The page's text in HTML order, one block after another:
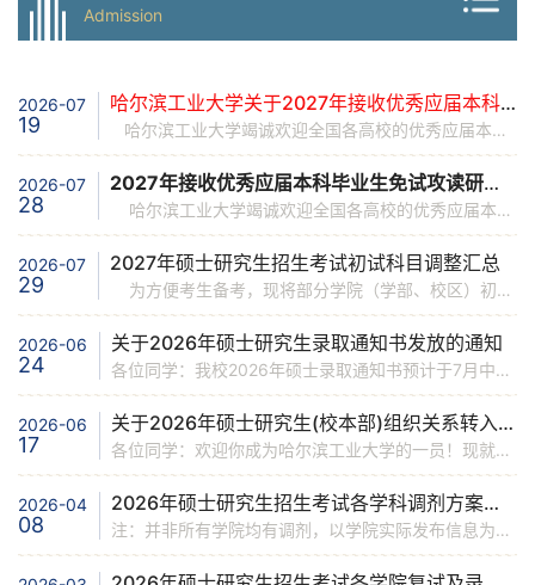
Admission
2026-07
19
哈尔滨工业大学关于2027年接收优秀应届本科毕业生免试攻读研究生报名的通知
哈尔滨工业大学竭诚欢迎全国各高校的优秀应届本科毕业生通过推荐免试方式来我校攻读研究生。我校2027年接收优秀应届本科毕业生免试攻读研究生报名的通知如下：一、有关说明1.我校硕士研究生基本修业年限为2～3年，具体参见学院、学部、校区（以下统称学院）相关通知。推免生可以跨学科申请攻读硕士、博士学位研究生。2.我校学术学位硕士研究生纳入硕博贯通培养体系培养，在硕士在读阶段可提前修读博士阶段相关课程。如申请硕博连读，最早可于研一下学期起开始申请。3.我校直博生及硕博连读生的基本修业年限均为5年，完成培养方案规定内容者可申请提前毕业。
2026-07
28
2027年接收优秀应届本科毕业生免试攻读研究生报名通知汇总
哈尔滨工业大学竭诚欢迎全国各高校的优秀应届本科毕业生通过推荐免试方式来我校攻读研究生。已发布相关通知的招生单位如下（陆续更新中）。 1.机电工程学院 2.电气工程及自动化学院 3.马克思主义学院 4.建筑与设计学院 5.计算学部 6.仪器科学与工程学院 7.电子与信息工程学院 8.马克思主义学院 9.环境学院
2026-07
29
2027年硕士研究生招生考试初试科目调整汇总
为方便考生备考，现将部分学院（学部、校区）初试考试科目调整汇总如下：1.电子与信息工程学院2.威海校区（海洋科学学科）3.人文社科学部4.航天学院（光学工程学科、航空宇航科学与技术学科）注：以上内容仅供参考，并非所有学院的考试科目均有调整，最终以我校研究生招生网2027年招生简章及专业目录（预计9月发布）为准。
2026-06
24
关于2026年硕士研究生录取通知书发放的通知
各位同学：我校2026年硕士录取通知书预计于7月中上旬开始陆续发放，现将相关事宜通知如下： 1.负责发放单位校本部的通知书由校本部各录取学院、学部发放（含深圳校区第一学年在本部报到学生），深圳校区的通知书由深圳校区教务部招生处发放，威海校区的通知书由威海校区研究生处发放，未来工学院录取的各校区学生的通知书由未来工学院统一发放。如有疑问请联系相关单位。 2.通知书发放形式通知书可自取或邮寄。硕士通知书邮寄地址采集系统已开放，请通过研究生招生网（https://yzb.hit.edu.
2026-06
17
关于2026年硕士研究生(校本部)组织关系转入、户口迁移、档案转寄的说明
各位同学：欢迎你成为哈尔滨工业大学的一员！现就我校新生入学的组织关系、档案及户口迁移等事宜说明如下：1．党、团组织关系党组织关系：自带党组织关系介绍信，入学报到后，组织关系介绍信交到各学院（学部）的学生工作办公室。党组织关系具体填写说明如下：介绍信抬头：中共哈尔滨工业大学委员会组织部具体转入单位：哈尔滨工业大学 XX 党委团组织关系：通过“智慧团建”系统线上办理团组织关系转接，学生团组织关系由各学院（学部）接收，接收信息详见各学院（学部）通知或联系学院（学部）团委书记。请勿直接转入哈尔滨工业大学团委。2．户口迁移：黑龙江省考生按照哈尔滨户政处文件要求不再办理户口迁移手续。
2026-04
08
2026年硕士研究生招生考试各学科调剂方案汇总
注：并非所有学院均有调剂，以学院实际发布信息为准。